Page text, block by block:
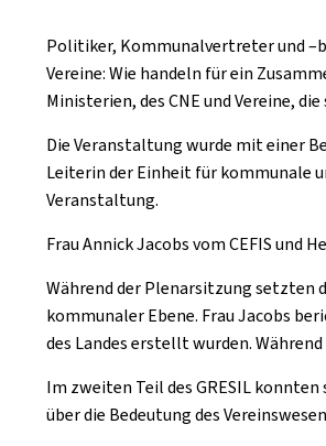
Politiker, Kommunalvertreter und
Vereine: Wie handeln für ein
Ministerien, des CNE und Vereine,
Die Veranstaltung wurde mit einer
Leiterin der Einheit für kommunale
Veranstaltung.
Frau Annick Jacobs vom CEFIS und
Während der Plenarsitzung setzten
kommunaler Ebene. Frau Jacobs
des Landes erstellt wurden.
Im zweiten Teil des GRESIL
über die Bedeutung des